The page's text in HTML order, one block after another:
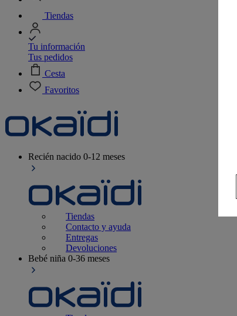
Tiendas
Tu información
Tus pedidos
Cesta
Favoritos
Recién nacido 0-12 meses
Tiendas
Contacto y ayuda
Entregas
Devoluciones
Bebé niña 0-36 meses